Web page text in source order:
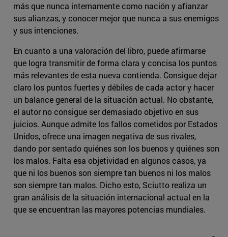
más que nunca internamente como nación y afianzar
sus alianzas, y conocer mejor que nunca a sus enemigos
y sus intenciones.
En cuanto a una valoración del libro, puede afirmarse
que logra transmitir de forma clara y concisa los puntos
más relevantes de esta nueva contienda. Consigue dejar
claro los puntos fuertes y débiles de cada actor y hacer
un balance general de la situación actual. No obstante,
el autor no consigue ser demasiado objetivo en sus
juicios. Aunque admite los fallos cometidos por Estados
Unidos, ofrece una imagen negativa de sus rivales,
dando por sentado quiénes son los buenos y quiénes son
los malos. Falta esa objetividad en algunos casos, ya
que ni los buenos son siempre tan buenos ni los malos
son siempre tan malos. Dicho esto, Sciutto realiza un
gran análisis de la situación internacional actual en la
que se encuentran las mayores potencias mundiales.